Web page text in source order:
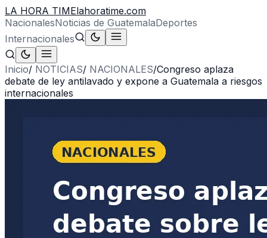
LA HORA TIMElahoratime.com
NacionalesNoticias de GuatemalaDeportes
Internacionales
Inicio/ NOTICIAS/ NACIONALES/Congreso aplaza
debate de ley antilavado y expone a Guatemala a riesgos
internacionales